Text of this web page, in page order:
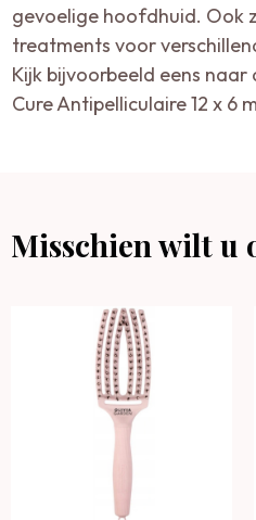
gevoelige hoofdhuid. Ook
treatments voor
Kijk bijvoorbeeld eens naar
Cure Antipelliculaire 12 x 6
Misschien wilt u